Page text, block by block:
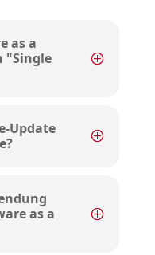
as a
"Single
Update
as a